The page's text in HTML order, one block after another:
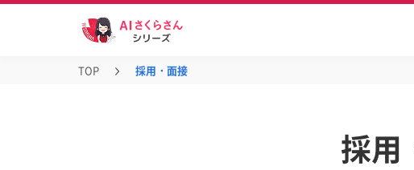
TOP 採用・面接
採用